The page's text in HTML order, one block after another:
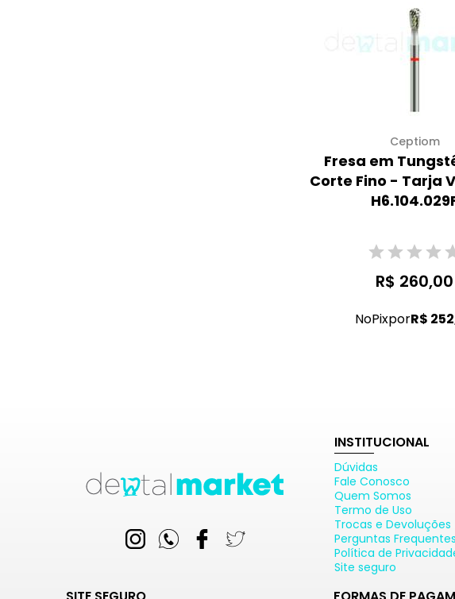
Ceptiom
Fresa em
Corte Fino - Tarja
R$ 260,00
NoPixporR$
INSTITUCIONAL
Dúvidas
Fale Conosco
Quem Somos
Termo de Uso
Trocas e Devoluções
Perguntas Frequentes
Política de
Site seguro